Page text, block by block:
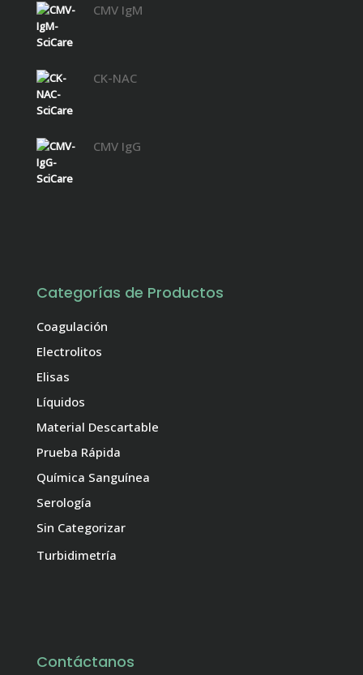
CMV IgM
CK-NAC
CMV IgG
Categorías de Productos
Coagulación
Electrolitos
Elisas
Líquidos
Material Descartable
Prueba Rápida
Química Sanguínea
Serología
Sin Categorizar
Turbidimetría
Contáctanos